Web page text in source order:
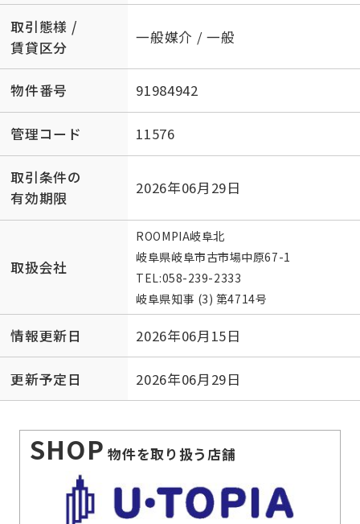
取引態様 /
賃貸区分
一般媒介 / 一般
物件番号 91984942
管理コード 11576
取引条件の
有効期限
2026年06月29日
取扱会社
ROOMPIA岐阜北
岐阜県岐阜市古市場中原67-1
TEL:058-239-2333
岐阜県知事 (3) 第4714号
情報更新日 2026年06月15日
更新予定日 2026年06月29日
SHOP 物件を取り扱う店舗